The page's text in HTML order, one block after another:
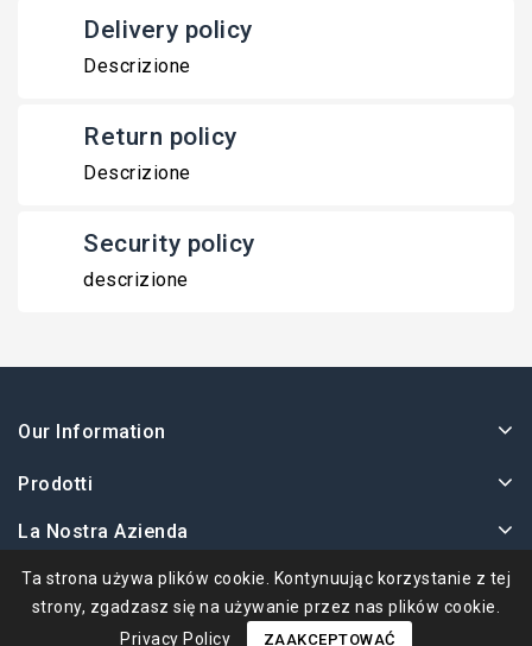
Delivery policy
Descrizione
Return policy
Descrizione
Security policy
descrizione
Our Information
Prodotti
La Nostra Azienda
Twoje Konto
Ta strona używa plików cookie. Kontynuując korzystanie z tej
strony, zgadzasz się na używanie przez nas plików cookie.
Privacy Policy
ZAAKCEPTOWAĆ